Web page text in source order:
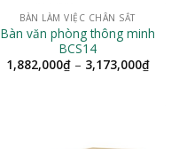
BÀN LÀM VIỆC CHÂN SẮT
Bàn văn phòng thông minh
BCS14
1,882,000₫ – 3,173,000₫
giá: